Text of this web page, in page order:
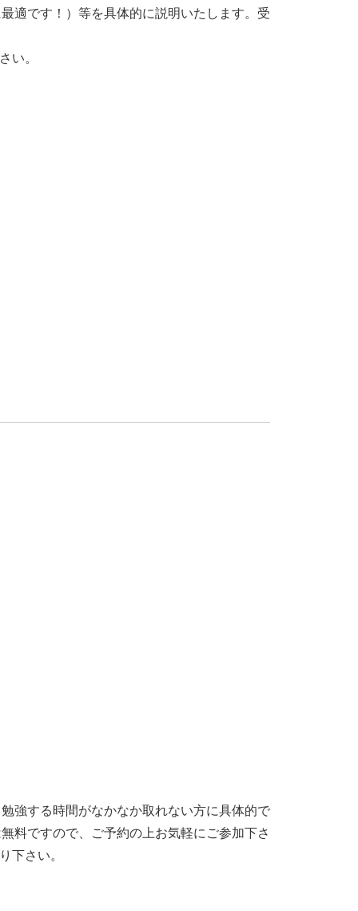
適です！）等を具体的に説明いたします。受
い。
強する時間がなかなか取れない方に具体的で
料ですので、ご予約の上お気軽にご参加下さ
下さい。